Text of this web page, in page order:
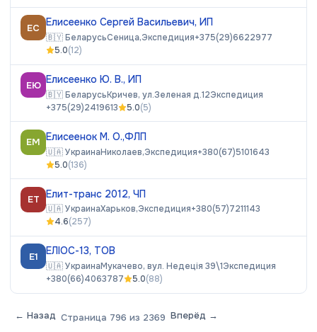
ЕС Елисеенко Сергей Васильевич, ИП
🇧🇾БеларусьСеница,Экспедиция+375(29)6622977
5.0(12)
ЕЮ Елисеенко Ю. В., ИП
🇧🇾БеларусьКричев, ул.Зеленая д.12Экспедиция
+375(29)2419613
5.0(5)
ЕМ Елисеенок М. О.,ФЛП
🇺🇦УкраинаНиколаев,Экспедиция+380(67)5101643
5.0(136)
ЕТ Елит-транс 2012, ЧП
🇺🇦УкраинаХарьков,Экспедиция+380(57)7211143
4.6(257)
Е1 ЕЛІОС-13, ТОВ
🇺🇦УкраинаМукачево, вул. Недеція 39\1Экспедиция
+380(66)4063787
5.0(88)
← Назад Страница 796 из 2369 Вперёд →